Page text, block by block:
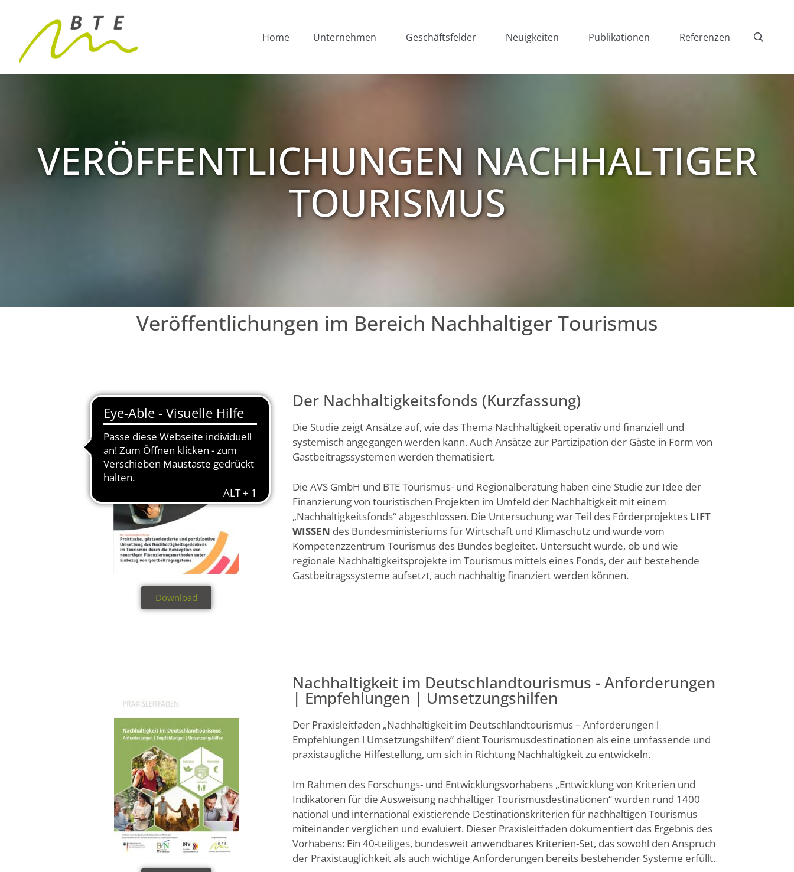
Home Unternehmen Geschäftsfelder Neuigkeiten Publikationen Referenzen
VERÖFFENTLICHUNGEN NACHHALTIGER
TOURISMUS
Veröffentlichungen im Bereich Nachhaltiger Tourismus
Download
Der Nachhaltigkeitsfonds (Kurzfassung)
Die Studie zeigt Ansätze auf, wie das Thema Nachhaltigkeit operativ und finanziell und
systemisch angegangen werden kann. Auch Ansätze zur Partizipation der Gäste in Form von
Gastbeitragssystemen werden thematisiert.
Die AVS GmbH und BTE Tourismus- und Regionalberatung haben eine Studie zur Idee der
Finanzierung von touristischen Projekten im Umfeld der Nachhaltigkeit mit einem
„Nachhaltigkeitsfonds“ abgeschlossen. Die Untersuchung war Teil des Förderprojektes LIFT
WISSEN des Bundesministeriums für Wirtschaft und Klimaschutz und wurde vom
Kompetenzzentrum Tourismus des Bundes begleitet. Untersucht wurde, ob und wie
regionale Nachhaltigkeitsprojekte im Tourismus mittels eines Fonds, der auf bestehende
Gastbeitragssysteme aufsetzt, auch nachhaltig finanziert werden können.
Nachhaltigkeit im Deutschlandtourismus - Anforderungen
| Empfehlungen | Umsetzungshilfen
Der Praxisleitfaden „Nachhaltigkeit im Deutschlandtourismus – Anforderungen l
Empfehlungen l Umsetzungshilfen“ dient Tourismusdestinationen als eine umfassende und
praxistaugliche Hilfestellung, um sich in Richtung Nachhaltigkeit zu entwickeln.
Im Rahmen des Forschungs- und Entwicklungsvorhabens „Entwicklung von Kriterien und
Indikatoren für die Ausweisung nachhaltiger Tourismusdestinationen“ wurden rund 1400
national und international existierende Destinationskriterien für nachhaltigen Tourismus
miteinander verglichen und evaluiert. Dieser Praxisleitfaden dokumentiert das Ergebnis des
Vorhabens: Ein 40-teiliges, bundesweit anwendbares Kriterien-Set, das sowohl den Anspruch
der Praxistauglichkeit als auch wichtige Anforderungen bereits bestehender Systeme erfüllt.